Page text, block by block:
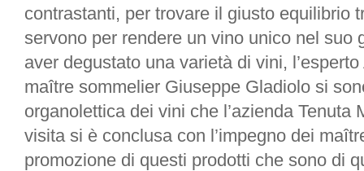
contrastanti, per trovare il giusto equilibrio
servono per rendere un vino unico nel suo
aver degustato una varietà di vini,
maître sommelier Giuseppe Gladiolo si
organolettica dei vini che l’azienda Tenuta
visita si è conclusa con l’impegno dei
promozione di questi prodotti che sono di